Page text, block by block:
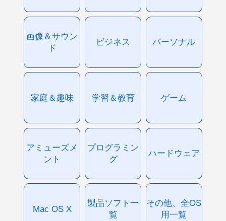
画像＆サウン
ド
ビジネス パーソナル
家庭＆趣味 学習＆教育 ゲーム
アミューズメ
ント
プログラミン
グ
ハードウェア
Mac OS X
製品ソフト一
覧
その他、全OS
用一覧